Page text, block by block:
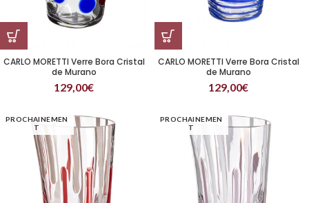
CARLO MORETTI Verre Bora Cristal
de Murano
129,00€
CARLO MORETTI Verre Bora Cristal
de Murano
129,00€
PROCHAINEMEN
T
PROCHAINEMEN
T